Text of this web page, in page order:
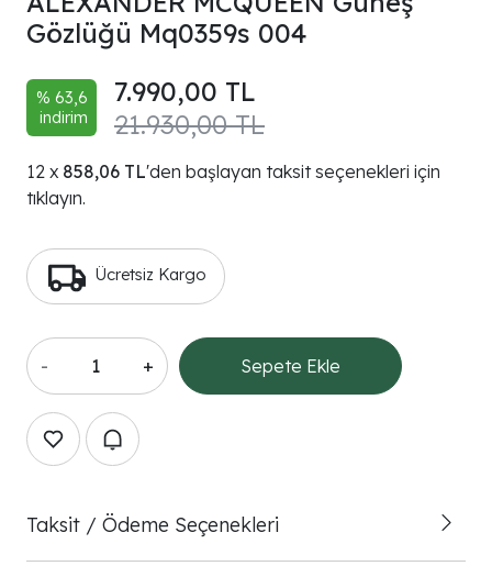
Gözlüğü Mq0359s 004
% 63,6
indirim
21.930,00 TL
7.990,00 TL
858,06 TL'den başlayan taksit seçenekleri için
tıklayın.
Ücretsiz Kargo
- + Sepete Ekle
Taksit / Ödeme Seçenekleri